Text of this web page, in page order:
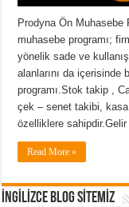
Prodyna Ön
muhasebe programı;
yönelik sade ve
alanlarını da içerisinde
programı.Stok takip ,
çek – senet takibi,
özelliklere sahipdir.Gelir
Read More »
İNGİLİZCE BLOG SİTEMİZ